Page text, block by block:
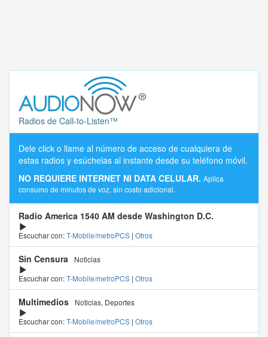
Radios de Call-to-Listen™
Dele click o llame al número de acceso de cualquiera de
estas radios y esúchelas al instante desde su teléfono móvil.
NO REQUIERE INTERNET NI DATA CELULAR. Aplica
consumo de minutos de voz, sin costo adicional.
Radio America 1540 AM desde Washington D.C.
Escuchar con:T-Mobile/metroPCS | Otros
Sin Censura
Noticias
Escuchar con:T-Mobile/metroPCS | Otros
Multimedios
Noticias, Deportes
Escuchar con:T-Mobile/metroPCS | Otros